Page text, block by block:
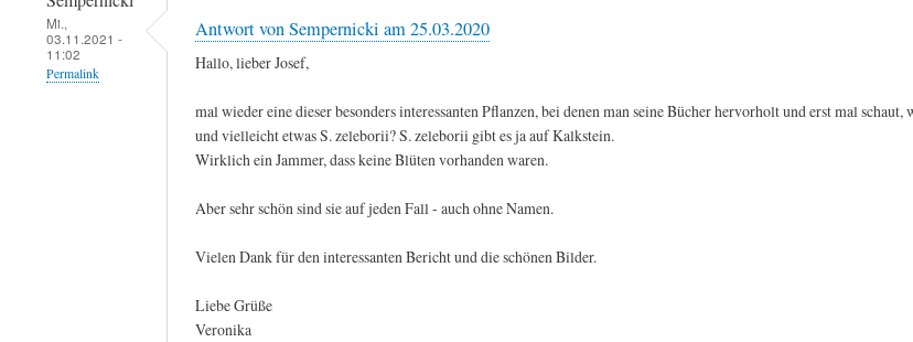
Mi.,
03.11.2021 -
11:02
Permalink
Antwort von Sempernicki am 25.03.2020
Hallo, lieber Josef,
mal wieder eine dieser besonders interessanten Pflanzen, bei denen man seine Bücher hervorholt und erst mal
und vielleicht etwas S. zeleborii? S. zeleborii gibt es ja auf Kalkstein.
Wirklich ein Jammer, dass keine Blüten vorhanden waren.
Aber sehr schön sind sie auf jeden Fall - auch ohne Namen.
Vielen Dank für den interessanten Bericht und die schönen Bilder.
Liebe Grüße
Veronika